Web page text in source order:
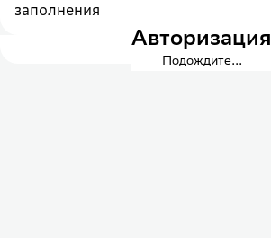
заполнения
Авторизация
Подождите...